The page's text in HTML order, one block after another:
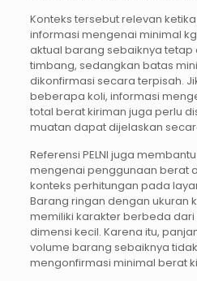
Konteks tersebut relevan
informasi mengenai minimal
aktual barang sebaiknya
timbang, sedangkan batas
dikonfirmasi secara terpisah.
beberapa koli, informasi
total berat kiriman juga perlu
muatan dapat dijelaskan
Referensi PELNI juga
mengenai penggunaan berat
konteks perhitungan pada
Barang ringan dengan ukuran
memiliki karakter berbeda
dimensi kecil. Karena itu,
volume barang sebaiknya
mengonfirmasi minimal berat